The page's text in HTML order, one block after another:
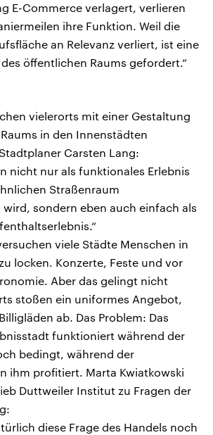
E-Commerce verlagert, verlieren
ihre Funktion. Weil die
an Relevanz verliert, ist eine
öffentlichen Raums gefordert.“
vielerorts mit einer Gestaltung
in den Innenstädten
Carsten Lang:
nicht nur als funktionales Erlebnis
Straßenraum
sondern eben auch einfach als
viele Städte Menschen in
locken. Konzerte, Feste und vor
Aber das gelingt nicht
stoßen ein uniformes Angebot,
ab. Das Problem: Das
funktioniert während der
bedingt, während der
ihm profitiert. Marta Kwiatkowski
Duttweiler Institut zu Fragen der
diese Frage des Handels noch